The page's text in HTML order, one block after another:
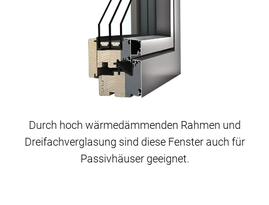
Durch hoch wärmedämmenden Rahmen und
Dreifachverglasung sind diese Fenster auch für
Passivhäuser geeignet.